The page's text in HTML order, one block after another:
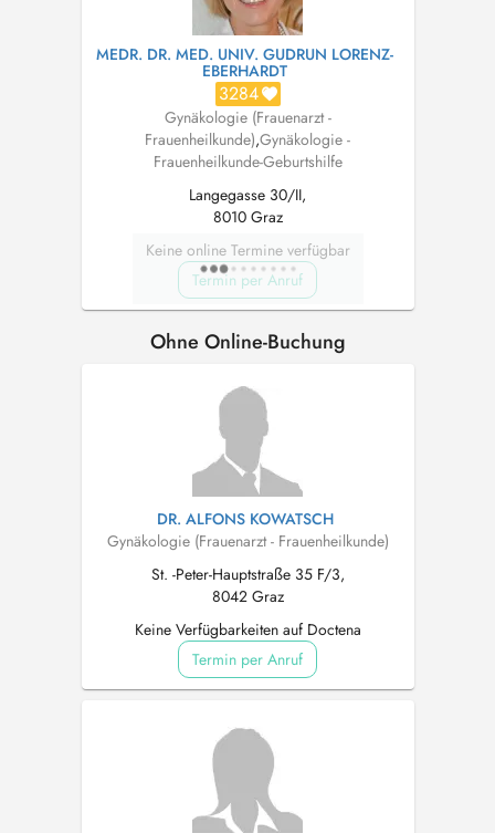
MEDR. DR. MED. UNIV. GUDRUN LORENZ-
EBERHARDT
3284
Gynäkologie (Frauenarzt -
Frauenheilkunde),Gynäkologie -
Frauenheilkunde-Geburtshilfe
Langegasse 30/II,
8010 Graz
Keine online Termine verfügbar
Termin per Anruf
Ohne Online-Buchung
DR. ALFONS KOWATSCH
Gynäkologie (Frauenarzt - Frauenheilkunde)
St. -Peter-Hauptstraße 35 F/3,
8042 Graz
Keine Verfügbarkeiten auf Doctena
Termin per Anruf